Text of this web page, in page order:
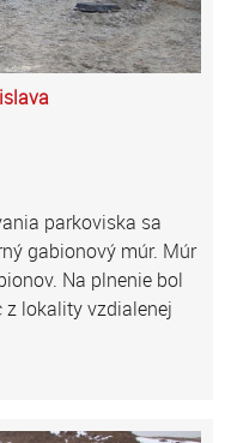
parkoviska sa
gabionový múr. Múr
Na plnenie bol
z lokality vzdialenej